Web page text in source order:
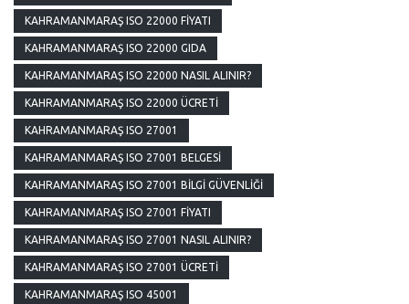
KAHRAMANMARAŞ ISO 22000 FIYATI
KAHRAMANMARAŞ ISO 22000 GIDA
KAHRAMANMARAŞ ISO 22000 NASIL ALINIR?
KAHRAMANMARAŞ ISO 22000 ÜCRETI
KAHRAMANMARAŞ ISO 27001
KAHRAMANMARAŞ ISO 27001 BELGESI
KAHRAMANMARAŞ ISO 27001 BILGI GÜVENLIĞI
KAHRAMANMARAŞ ISO 27001 FIYATI
KAHRAMANMARAŞ ISO 27001 NASIL ALINIR?
KAHRAMANMARAŞ ISO 27001 ÜCRETI
KAHRAMANMARAŞ ISO 45001